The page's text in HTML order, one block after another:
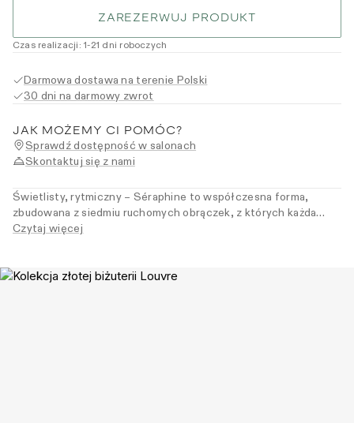
ZAREZERWUJ PRODUKT
Czas realizacji :1-21 dni roboczych
Darmowa dostawa na terenie Polski
30 dni na darmowy zwrot
JAK MOŻEMY CI POMÓC?
Sprawdź dostępność w salonach
Skontaktuj się z nami
Świetlisty, rytmiczny – Séraphine to współczesna forma,
zbudowana z siedmiu ruchomych obrączek, z których każda
prowadzi światło własnym torem. Brylanty pavé tworzą
Czytaj więcej